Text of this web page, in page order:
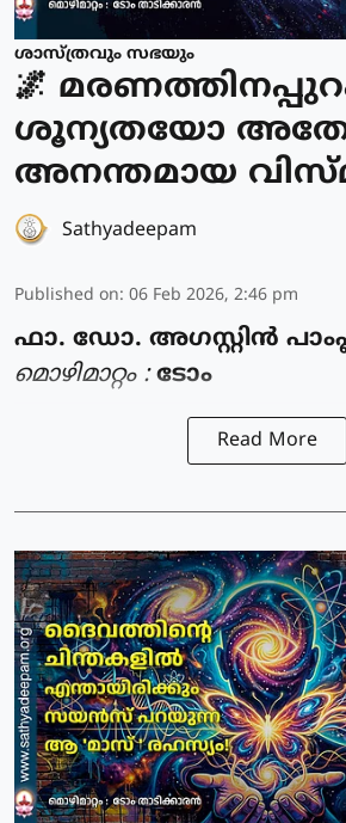
ശാസ്ത്രവും സഭയും
🌌
ശൂന്യതയോ
അനന്തമായ
Sathyadeepam
Published on: 06 Feb 2026, 2:46 pm
ഫാ. ഡോ. അഗസ്റ്റിൻ
മൊഴിമാറ്റം : ടോം
Read More